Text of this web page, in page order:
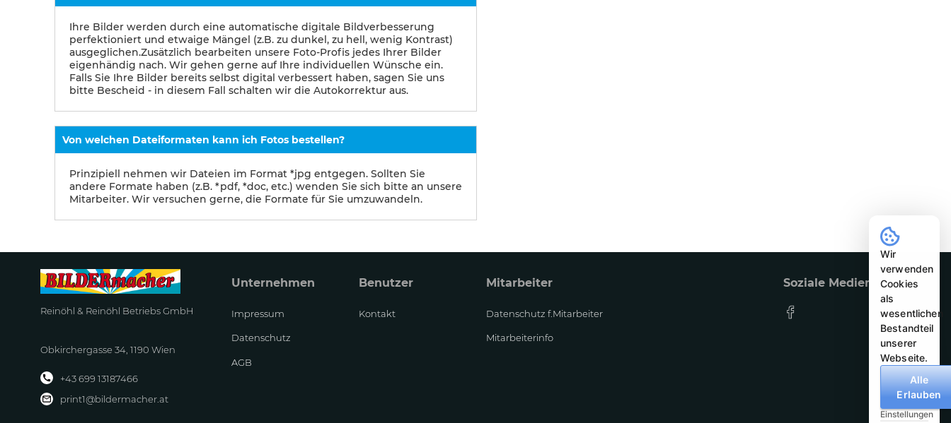
Ihre Bilder werden durch eine automatische digitale Bildverbesserung
perfektioniert und etwaige Mängel (z.B. zu dunkel, zu hell, wenig Kontrast)
ausgeglichen.Zusätzlich bearbeiten unsere Foto-Profis jedes Ihrer Bilder
eigenhändig nach. Wir gehen gerne auf Ihre individuellen Wünsche ein.
Falls Sie Ihre Bilder bereits selbst digital verbessert haben, sagen Sie uns
bitte Bescheid - in diesem Fall schalten wir die Autokorrektur aus.
Von welchen Dateiformaten kann ich Fotos bestellen?
Prinzipiell nehmen wir Dateien im Format *jpg entgegen. Sollten Sie
andere Formate haben (z.B. *pdf, *doc, etc.) wenden Sie sich bitte an unsere
Mitarbeiter. Wir versuchen gerne, die Formate für Sie umzuwandeln.
Reinöhl & Reinöhl Betriebs GmbH
Obkirchergasse 34, 1190 Wien
+43 699 13187466
print1@bildermacher.at
Unternehmen
Impressum
Datenschutz
AGB
Benutzer
Kontakt
Mitarbeiter
Datenschutz f.Mitarbeiter
Mitarbeiterinfo
Soziale Medien
Wir
verwenden
Cookies
als
wesentlichen
Bestandteil
unserer
Webseite.
Alle
Erlauben
Einstellungen